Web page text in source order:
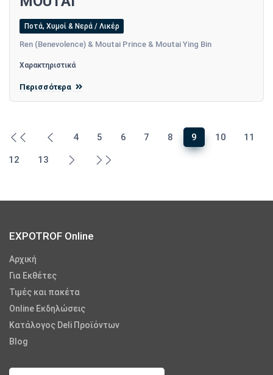
Ποτά, Χυμοί & Νερά / Λικέρ
Ren (Benevolence) & Moutai Prince & Moutai Ying Bin
Χαρακτηριστικά
Περισσότερα
4 5 6 7 8 9 10 11
12 13
EXPOTROF Online
Αρχική
Για Εκθέτες
Τιμές και πακέτα
Online Εκδηλώσεις
Κατάλογος Deli Προϊόντων
Blog